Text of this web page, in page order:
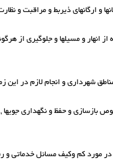
انهار و مسیلها و جلوگیری از
بازسازی و حفظ و نگهداری